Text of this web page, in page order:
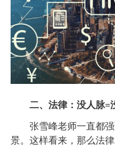
二、法律：没人脉=
张雪峰老师一直都强
景。这样看来，那么法